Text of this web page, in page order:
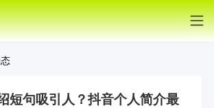
短句吸引人？抖音个人简介最